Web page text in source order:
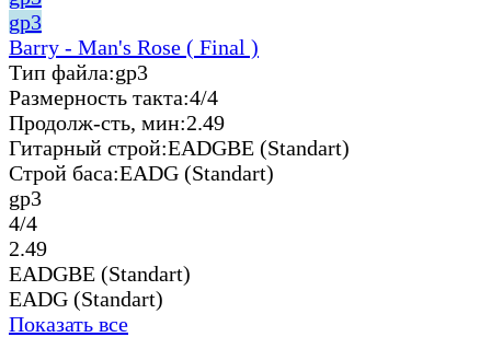
gp3
Barry - Man's Rose ( Final )
Тип файла:gp3
Размерность такта:4/4
Продолж-сть, мин:2.49
Гитарный строй:EADGBE (Standart)
Строй баса:EADG (Standart)
gp3
4/4
2.49
EADGBE (Standart)
EADG (Standart)
Показать все